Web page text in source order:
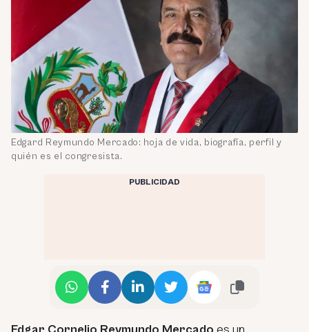
Edgard Reymundo Mercado: hoja de vida, biografía, perfil y
quién es el congresista.
PUBLICIDAD